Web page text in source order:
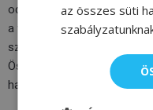
odafigyelned a hajad és a
a vizet klórral fertőtlenítik,
szagot rendszerint már az
Összegyűjtöttünk neked
hatékonyan ezzel a
az összes süti